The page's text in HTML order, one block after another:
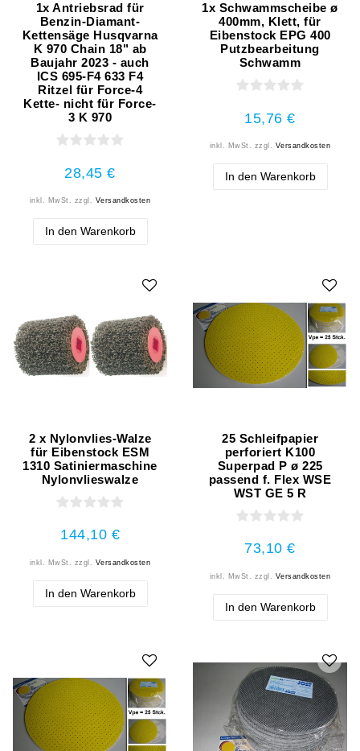
1x Antriebsrad für
Benzin-Diamant-
Kettensäge Husqvarna
K 970 Chain 18" ab
Baujahr 2023 - auch
ICS 695-F4 633 F4
Ritzel für Force-4
Kette- nicht für Force-
3 K 970
28,45 €
inkl. MwSt. zzgl. Versandkosten
In den Warenkorb
1x Schwammscheibe ø
400mm, Klett, für
Eibenstock EPG 400
Putzbearbeitung
Schwamm
15,76 €
inkl. MwSt. zzgl. Versandkosten
In den Warenkorb
2 x Nylonvlies-Walze
für Eibenstock ESM
1310 Satiniermaschine
Nylonvlieswalze
144,10 €
inkl. MwSt. zzgl. Versandkosten
In den Warenkorb
25 Schleifpapier
perforiert K100
Superpad P ø 225
passend f. Flex WSE
WST GE 5 R
73,10 €
inkl. MwSt. zzgl. Versandkosten
In den Warenkorb